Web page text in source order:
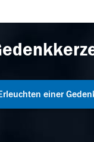
einer